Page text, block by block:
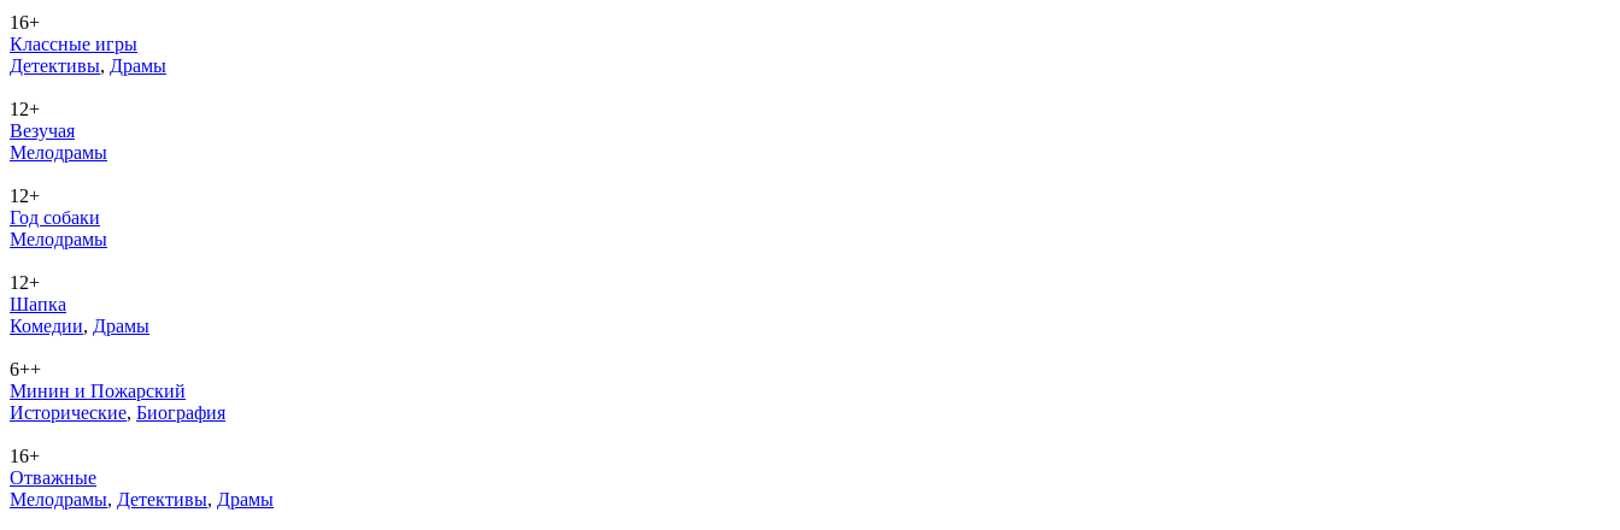
16+
Классные игры
Де­тек­ти­вы, Дра­мы
12+
Везучая
Ме­ло­дра­мы
12+
Год собаки
Ме­ло­дра­мы
12+
Шапка
Ко­ме­дии, Дра­мы
6++
Минин и Пожарский
Ис­то­ри­че­ские, Био­гра­фия
16+
Отважные
Ме­ло­дра­мы, Де­тек­ти­вы, Дра­мы